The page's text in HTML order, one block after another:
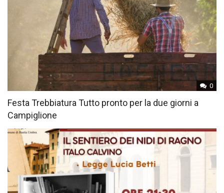
0
Festa Trebbiatura Tutto pronto per la due giorni a
Campiglione